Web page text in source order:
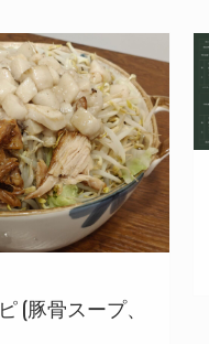
(豚骨スープ、